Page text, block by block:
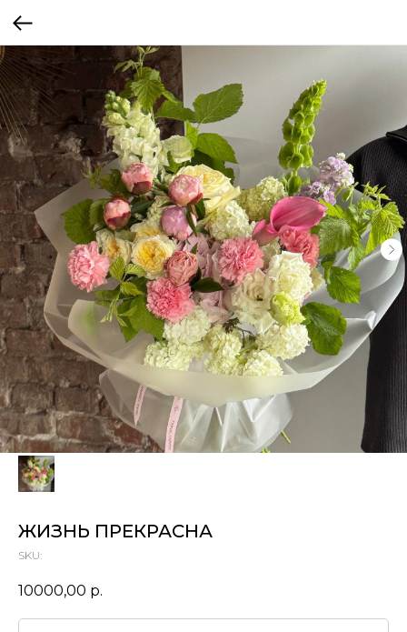
ЖИЗНЬ ПРЕКРАСНА
SKU:
10000,00 р.